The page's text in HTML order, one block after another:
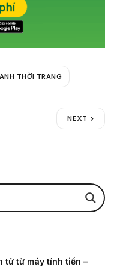
THỜI TRANG
NEXT
tử từ máy tính tiền –